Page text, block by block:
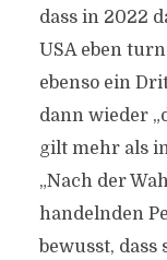
dass in 2022
USA eben
ebenso ein
dann wieder
gilt mehr als
„Nach der
handelnden
bewusst, dass